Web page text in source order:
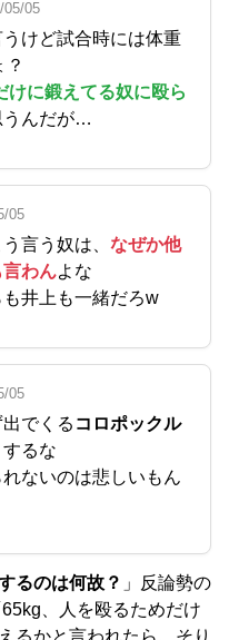
05/05
けど試合時には体重
に鍛えてる奴に殴ら
うんだが…
05
言う奴は、 なぜか他
わんよな
井上も一緒だろw
05
でくる コロポックル
るな
ないのは悲しいもん
るのは何故？ 」反論勢の
、人を殴るためだけ
るかと言われたら、そり